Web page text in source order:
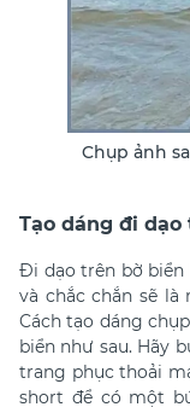
Chụp ảnh
Tạo dáng đi
Đi dạo trên bờ biển
và chắc chắn sẽ
Cách tạo dáng
biển như sau. Hãy
trang phục thoải
short để có một